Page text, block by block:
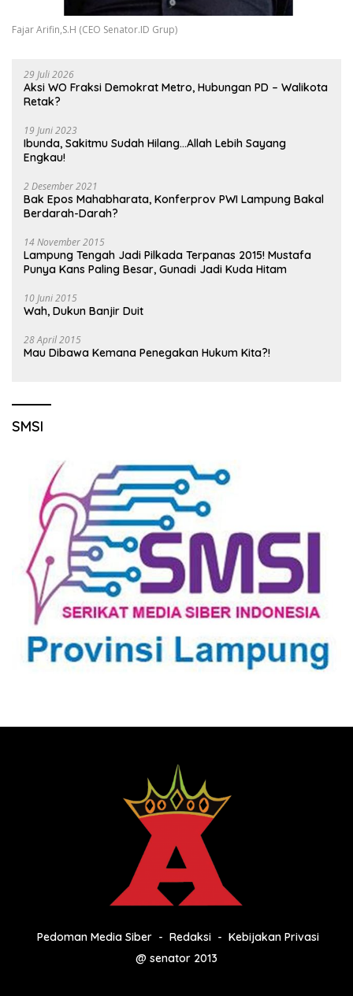
Fajar Arifin,S.H (CEO Senator.ID Grup)
29 Juli 2026
Aksi WO Fraksi Demokrat Metro, Hubungan PD – Walikota
Retak?
19 Juni 2023
Ibunda, Sakitmu Sudah Hilang…Allah Lebih Sayang
Engkau!
2 Desember 2021
Bak Epos Mahabharata, Konferprov PWI Lampung Bakal
Berdarah-Darah?
14 November 2015
Lampung Tengah Jadi Pilkada Terpanas 2015! Mustafa
Punya Kans Paling Besar, Gunadi Jadi Kuda Hitam
10 Juni 2015
Wah, Dukun Banjir Duit
28 April 2015
Mau Dibawa Kemana Penegakan Hukum Kita?!
SMSI
Pedoman Media Siber Redaksi
Kebijakan Privasi
@ senator 2013